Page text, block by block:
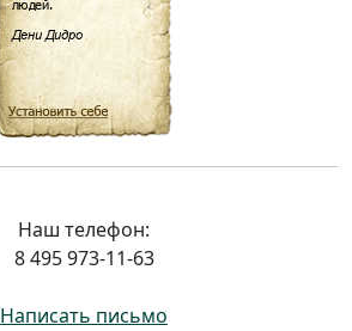
Наш телефон:
8 495 973-11-63
Написать письмо